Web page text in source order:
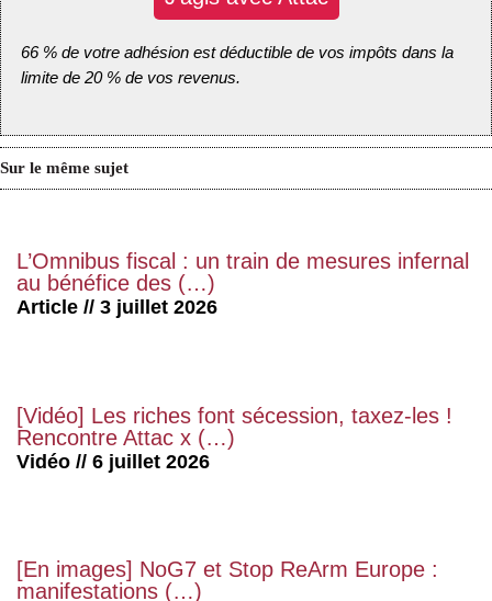
66 % de votre adhésion est déductible de vos impôts dans la
limite de 20 % de vos revenus.
Sur le même sujet
L’Omnibus fiscal : un train de mesures infernal
au bénéfice des (…)
Article // 3 juillet 2026
[Vidéo] Les riches font sécession, taxez-les !
Rencontre Attac x (…)
Vidéo // 6 juillet 2026
[En images] NoG7 et Stop ReArm Europe :
manifestations (…)